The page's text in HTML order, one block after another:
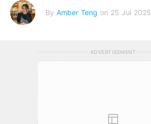
By Amber Teng on 25 Jul 2025
ADVERTISEMENT